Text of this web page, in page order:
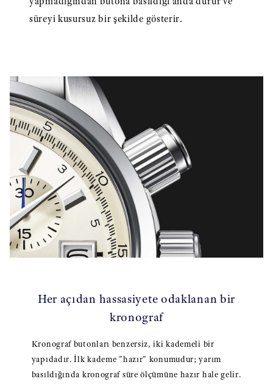
süreyi kusursuz bir şekilde gösterir.
Her açıdan hassasiyete odaklanan bir
kronograf
Kronograf butonları benzersiz, iki kademeli bir
yapıdadır. İlk kademe "hazır" konumudur; yarım
basıldığında kronograf süre ölçümüne hazır hale gelir.